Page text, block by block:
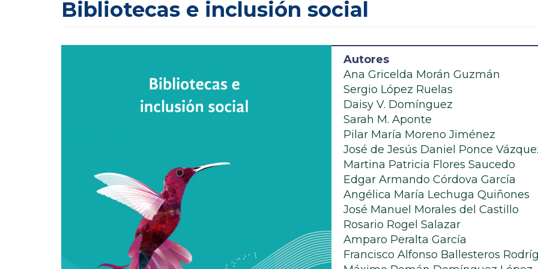
Bibliotecas e inclusión social
Autores
Ana Gricelda Morán Guzmán
Sergio López Ruelas
Daisy V. Domínguez
Sarah M. Aponte
Pilar María Moreno Jiménez
José de Jesús Daniel Ponce
Martina Patricia Flores Saucedo
Edgar Armando Córdova García
Angélica María Lechuga Quiñones
José Manuel Morales del Castillo
Rosario Rogel Salazar
Amparo Peralta García
Francisco Alfonso Ballesteros